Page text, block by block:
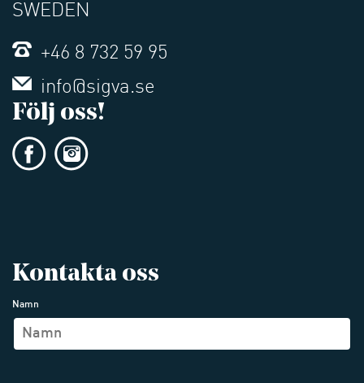
SWEDEN
+46 8 732 59 95
info@sigva.se
Följ oss!
Kontakta oss
Namn